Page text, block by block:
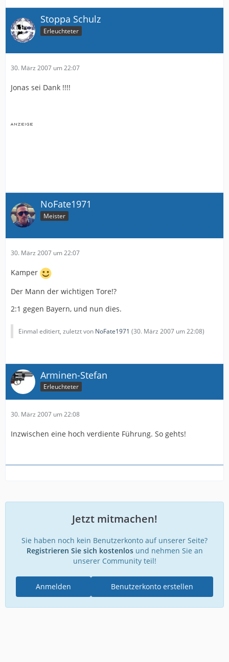
Stoppa Schulz
Erleuchteter
30. März 2007 um 22:07
Jonas sei Dank !!!!
NoFate1971
Meister
30. März 2007 um 22:07
Kamper
Der Mann der wichtigen Tore!?
2:1 gegen Bayern, und nun dies.
Einmal editiert, zuletzt von NoFate1971 (30. März 2007 um 22:08)
Arminen-Stefan
Erleuchteter
30. März 2007 um 22:08
Inzwischen eine hoch verdiente Führung. So gehts!
Jetzt mitmachen!
Sie haben noch kein Benutzerkonto auf unserer Seite?
Registrieren Sie sich kostenlosund nehmen Sie an
unserer Community teil!
Benutzerkonto erstellen
Anmelden